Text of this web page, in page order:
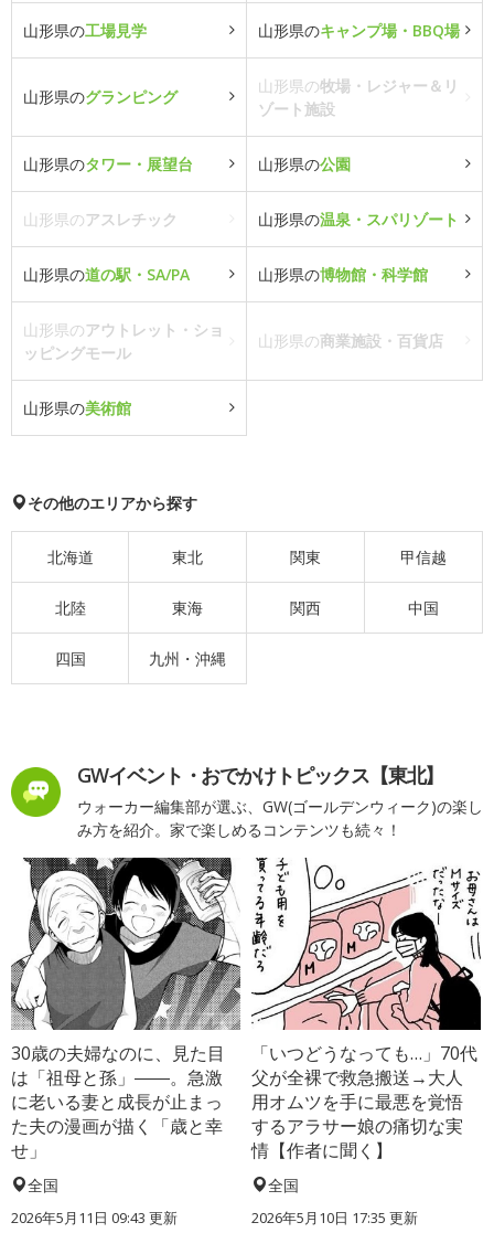
山形県の工場見学 山形県のキャンプ場・BBQ場
山形県のグランピング
山形県の牧場・レジャー＆リ
ゾート施設
山形県のタワー・展望台 山形県の公園
山形県のアスレチック 山形県の温泉・スパリゾート
山形県の道の駅・SA/PA 山形県の博物館・科学館
山形県のアウトレット・ショ
ッピングモール
山形県の商業施設・百貨店
山形県の美術館
その他のエリアから探す
北海道 東北 関東 甲信越
北陸 東海 関西 中国
四国 九州・沖縄
GWイベント・おでかけトピックス【東北】
ウォーカー編集部が選ぶ、GW(ゴールデンウィーク)の楽し
み方を紹介。家で楽しめるコンテンツも続々！
30歳の夫婦なのに、見た目
は「祖母と孫」――。急激
に老いる妻と成長が止まっ
た夫の漫画が描く「歳と幸
せ」
全国
2026年5月11日 09:43 更新
「いつどうなっても…」70代
父が全裸で救急搬送→大人
用オムツを手に最悪を覚悟
するアラサー娘の痛切な実
情【作者に聞く】
全国
2026年5月10日 17:35 更新